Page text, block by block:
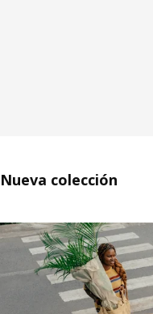
Nueva colección
Saltar listado